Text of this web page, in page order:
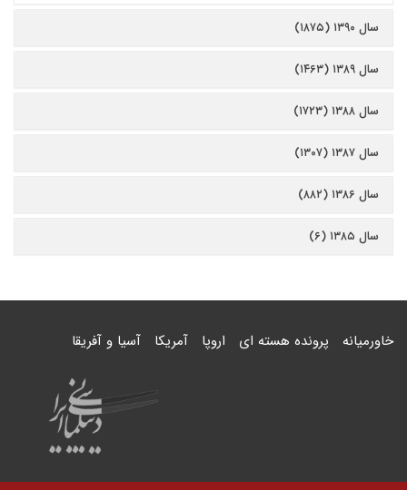
سال ۱۳۹۰ (۱۸۷۵)
سال ۱۳۸۹ (۱۴۶۳)
سال ۱۳۸۸ (۱۷۲۳)
سال ۱۳۸۷ (۱۳۰۷)
سال ۱۳۸۶ (۸۸۲)
سال ۱۳۸۵ (۶)
خاورمیانه پرونده هسته ای اروپا آمریکا آسیا و آفریقا